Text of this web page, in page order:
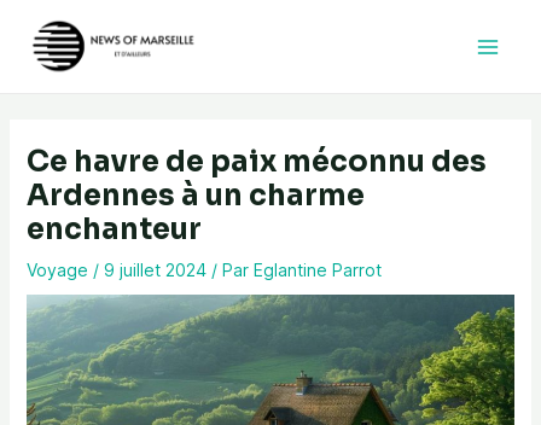
contenu
Ce havre de paix méconnu des
Ardennes à un charme
enchanteur
Voyage / 9 juillet 2024 / Par Eglantine Parrot